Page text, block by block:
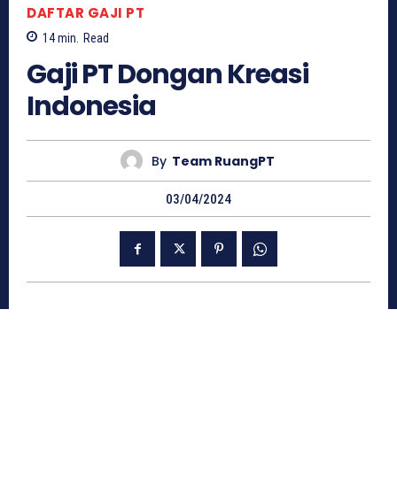
DAFTAR GAJI PT
14min. Read
Gaji PT Dongan Kreasi
Indonesia
By Team RuangPT
03/04/2024